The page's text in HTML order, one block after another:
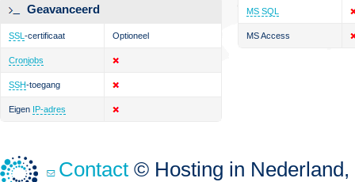
Geavanceerd
SSL -certificaat Optioneel
Cronjobs
SSH-toegang
Eigen IP-adres
MS SQL
MS Access
Contact © Hosting in